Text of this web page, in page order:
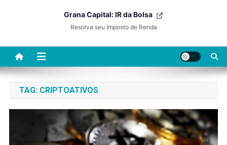
Grana Capital: IR da Bolsa
Resolva seu Imposto de Renda
TAG: CRIPTOATIVOS